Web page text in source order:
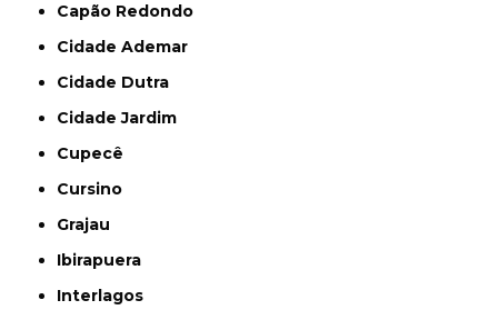
Capão Redondo
Cidade Ademar
Cidade Dutra
Cidade Jardim
Cupecê
Cursino
Grajau
Ibirapuera
Interlagos